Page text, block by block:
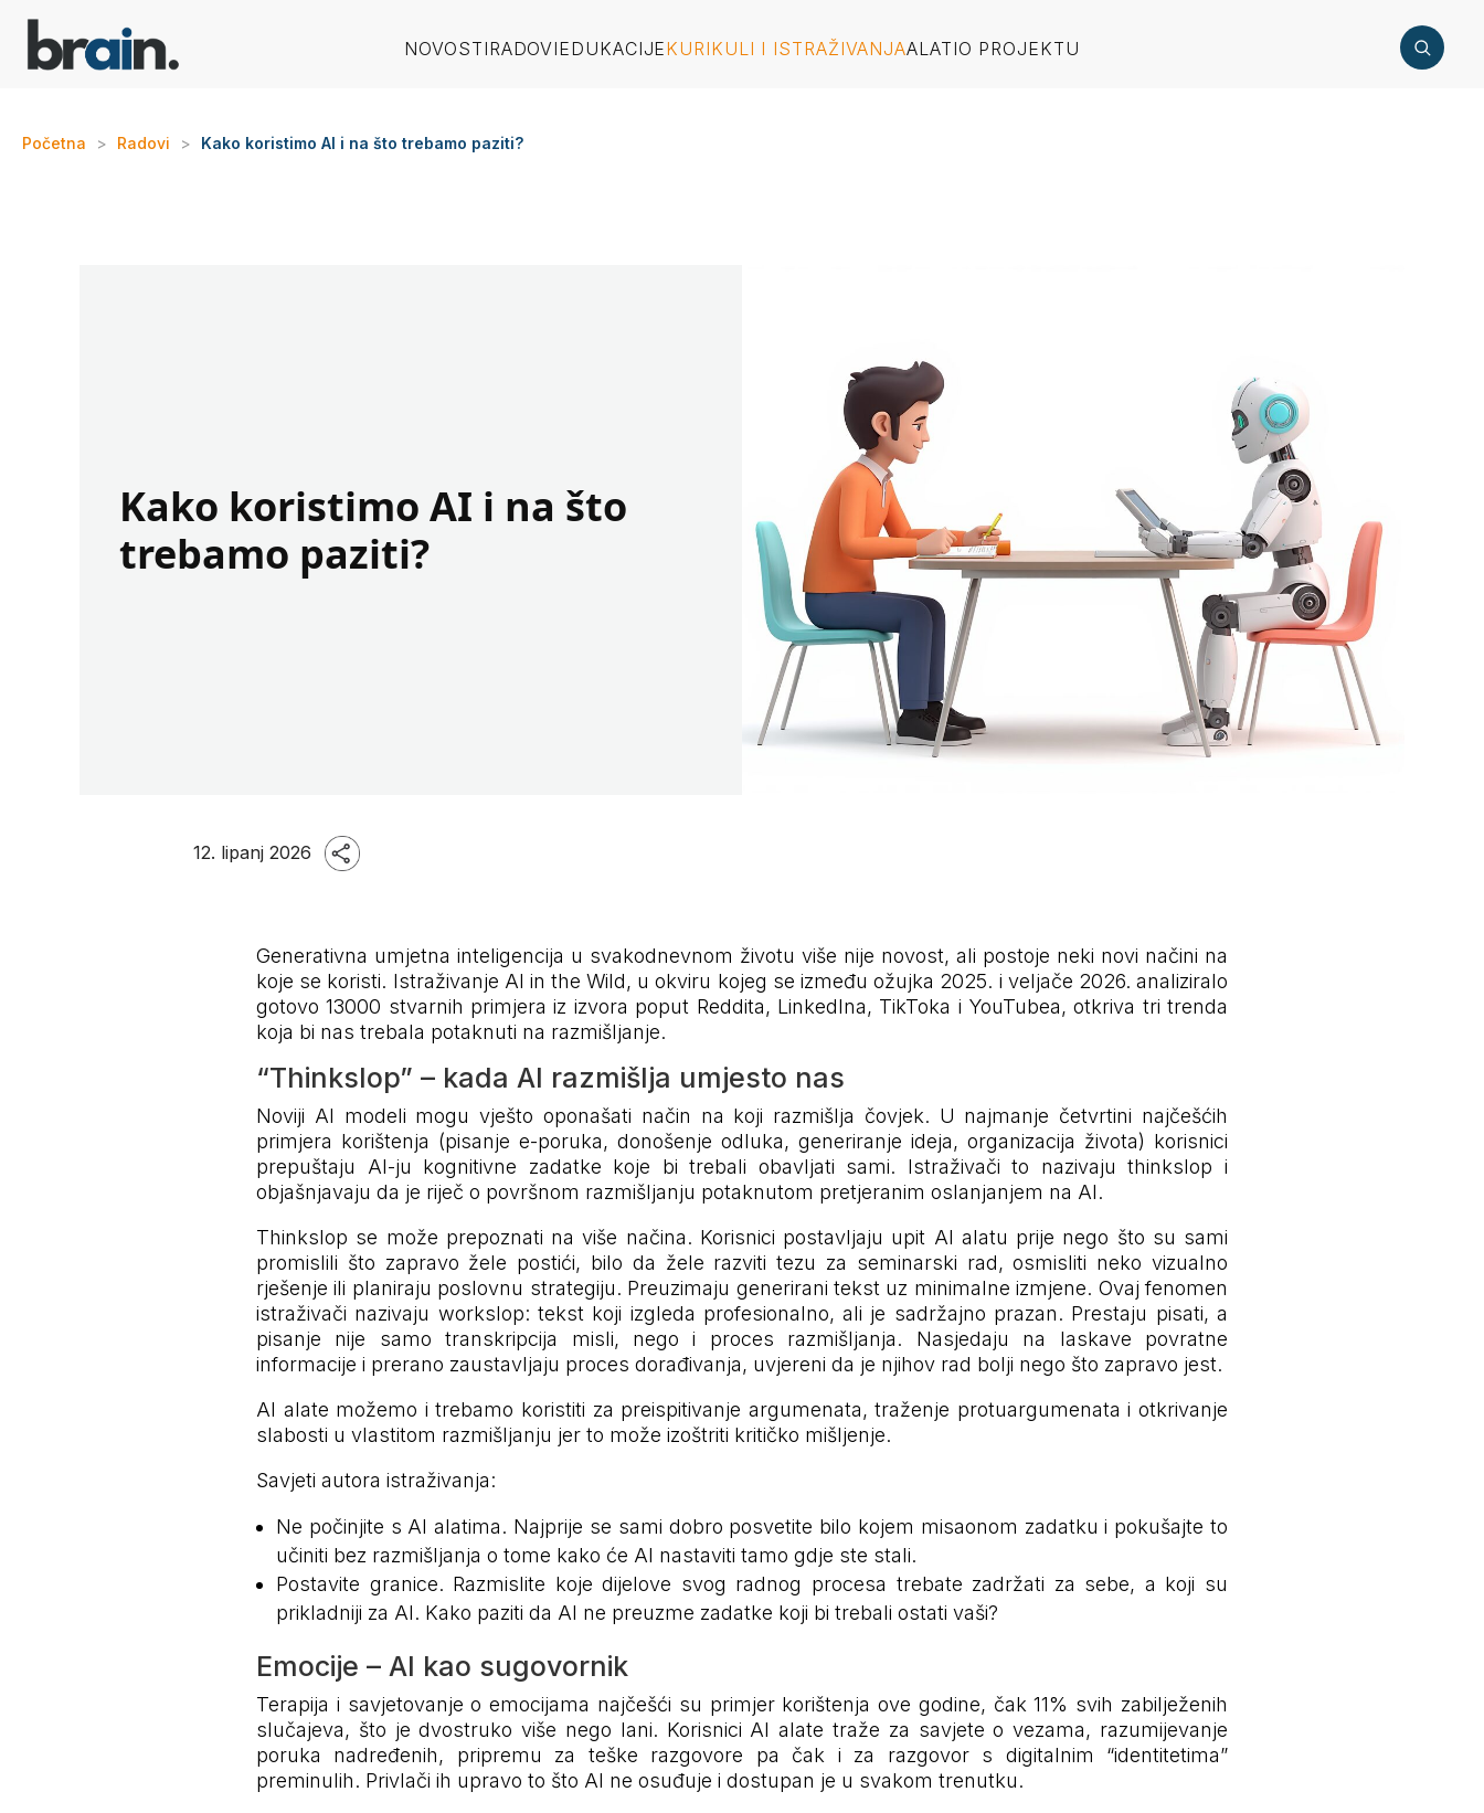
NOVOSTIRADOVIEDUKACIJEKURIKULI I ISTRAŽIVANJAALATIO PROJEKTU
Početna > Radovi > Kako koristimo AI i na što trebamo paziti?
Kako koristimo AI i na što
trebamo paziti?
12. lipanj 2026
Generativna umjetna inteligencija u svakodnevnom životu više nije novost, ali postoje neki novi načini na
koje se koristi. Istraživanje AI in the Wild, u okviru kojeg se između ožujka 2025. i veljače 2026. analiziralo
gotovo 13000 stvarnih primjera iz izvora poput Reddita, LinkedIna, TikToka i YouTubea, otkriva tri trenda
koja bi nas trebala potaknuti na razmišljanje.
“Thinkslop” – kada AI razmišlja umjesto nas
Noviji AI modeli mogu vješto oponašati način na koji razmišlja čovjek. U najmanje četvrtini najčešćih
primjera korištenja (pisanje e-poruka, donošenje odluka, generiranje ideja, organizacija života) korisnici
prepuštaju AI-ju kognitivne zadatke koje bi trebali obavljati sami. Istraživači to nazivaju thinkslop i
objašnjavaju da je riječ o površnom razmišljanju potaknutom pretjeranim oslanjanjem na AI.
Thinkslop se može prepoznati na više načina. Korisnici postavljaju upit AI alatu prije nego što su sami
promislili što zapravo žele postići, bilo da žele razviti tezu za seminarski rad, osmisliti neko vizualno
rješenje ili planiraju poslovnu strategiju. Preuzimaju generirani tekst uz minimalne izmjene. Ovaj fenomen
istraživači nazivaju workslop: tekst koji izgleda profesionalno, ali je sadržajno prazan. Prestaju pisati, a
pisanje nije samo transkripcija misli, nego i proces razmišljanja. Nasjedaju na laskave povratne
informacije i prerano zaustavljaju proces dorađivanja, uvjereni da je njihov rad bolji nego što zapravo jest.
AI alate možemo i trebamo koristiti za preispitivanje argumenata, traženje protuargumenata i otkrivanje
slabosti u vlastitom razmišljanju jer to može izoštriti kritičko mišljenje.
Savjeti autora istraživanja:
Ne počinjite s AI alatima. Najprije se sami dobro posvetite bilo kojem misaonom zadatku i pokušajte to
učiniti bez razmišljanja o tome kako će AI nastaviti tamo gdje ste stali.
Postavite granice. Razmislite koje dijelove svog radnog procesa trebate zadržati za sebe, a koji su
prikladniji za AI. Kako paziti da AI ne preuzme zadatke koji bi trebali ostati vaši?
Emocije – AI kao sugovornik
Terapija i savjetovanje o emocijama najčešći su primjer korištenja ove godine, čak 11% svih zabilježenih
slučajeva, što je dvostruko više nego lani. Korisnici AI alate traže za savjete o vezama, razumijevanje
poruka nadređenih, pripremu za teške razgovore pa čak i za razgovor s digitalnim “identitetima”
preminulih. Privlači ih upravo to što AI ne osuđuje i dostupan je u svakom trenutku.